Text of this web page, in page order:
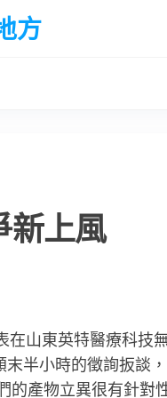
方
新上風
在山東英特醫療科技
半小時的徵詢扳談
的產物立異很有針對